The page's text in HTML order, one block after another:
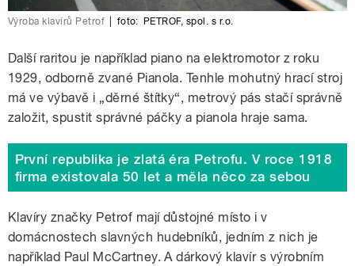
Výroba klavírů Petrof foto: PETROF, spol. s r.o.
Další raritou je například piano na elektromotor z roku
1929, odborně zvané Pianola. Tenhle mohutný hrací stroj
má ve výbavě i „děrné štítky“, metrový pás stačí správně
založit, spustit správné páčky a pianola hraje sama.
První republika je zlatá éra Petrofu. V roce 1918
firma existovala 50 let a měla něco za sebou
Klavíry značky Petrof mají důstojné místo i v
domácnostech slavných hudebníků, jedním z nich je
například Paul McCartney. A dárkový klavír s výrobním